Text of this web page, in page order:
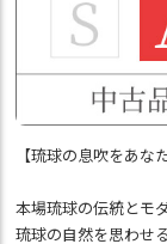
【琉球の息吹をあな
本場琉球の伝統とモ
琉球の自然を思わせ